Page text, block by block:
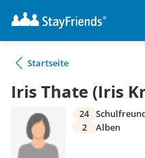
Startseite
Iris Thate (Iris
24
2
Alben